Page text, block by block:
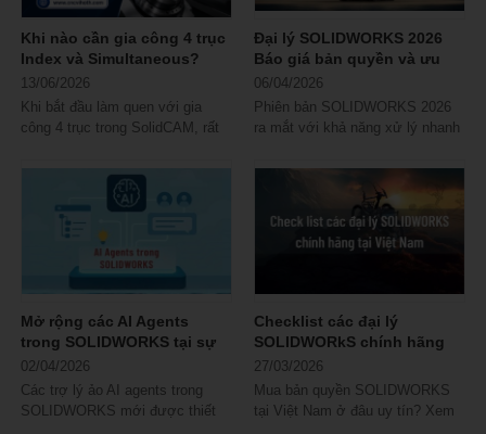
Khi nào cần gia công 4 trục
Index và Simultaneous?
13/06/2026
Khi bắt đầu làm quen với gia
công 4 trục trong SolidCAM, rất
Đại lý SOLIDWORKS 2026
Báo giá bản quyền và ưu
đãi mới
06/04/2026
Phiên bản SOLIDWORKS 2026
ra mắt với khả năng xử lý nhanh
trải nghiệm...
Mở rộng các AI Agents
trong SOLIDWORKS tại sự
kiện 3DEXPERIENCE World
02/04/2026
Các trợ lý ảo AI agents trong
SOLIDWORKS mới được thiết
Checklist các đại lý
SOLIDWORkS chính hãng
tại Việt Nam
27/03/2026
Mua bản quyền SOLIDWORKS
tại Việt Nam ở đâu uy tín? Xem